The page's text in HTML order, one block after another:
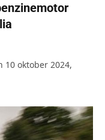
10 oktober 2024,